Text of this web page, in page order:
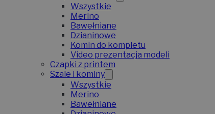
Wszystkie
Merino
Bawełniane
Dzianinowe
Komin do kompletu
Video prezentacja modeli
Czapki z printem
Szale i kominy
Wszystkie
Merino
Bawełniane